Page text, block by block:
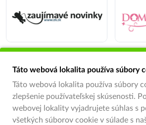
Táto webová lokalita používa súbory
Táto webová lokalita používa súbory
zlepšenie používateľskej skúsenosti.
webovej lokality vyjadrujete súhlas s
všetkých súborov cookie v súlade s